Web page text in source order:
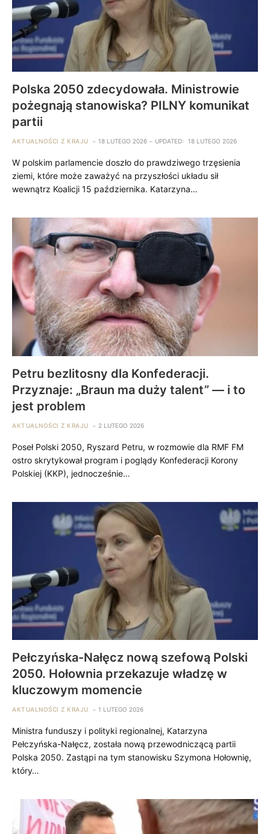
Polska 2050 zdecydowała. Ministrowie
pożegnają stanowiska? PILNY komunikat
partii
AKTUALNOŚCI Z KRAJU 18 LUTEGO 2026 UPDATED: 18 LUTEGO 2026
W polskim parlamencie doszło do prawdziwego trzęsienia
ziemi, które może zaważyć na przyszłości układu sił
wewnątrz Koalicji 15 października. Katarzyna…
Petru bezlitosny dla Konfederacji.
Przyznaje: „Braun ma duży talent” — i to
jest problem
AKTUALNOŚCI Z KRAJU 2 LUTEGO 2026
Poseł Polski 2050, Ryszard Petru, w rozmowie dla RMF FM
ostro skrytykował program i poglądy Konfederacji Korony
Polskiej (KKP), jednocześnie…
Pełczyńska-Nałęcz nową szefową Polski
2050. Hołownia przekazuje władzę w
kluczowym momencie
AKTUALNOŚCI Z KRAJU 1 LUTEGO 2026
Ministra funduszy i polityki regionalnej, Katarzyna
Pełczyńska-Nałęcz, została nową przewodniczącą partii
Polska 2050. Zastąpi na tym stanowisku Szymona Hołownię,
który…